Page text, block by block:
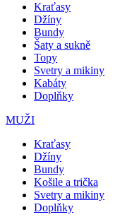
Kraťasy
Džíny
Bundy
Šaty a sukně
Topy
Svetry a mikiny
Kabáty
Doplňky
MUŽI
Kraťasy
Džíny
Bundy
Košile a trička
Svetry a mikiny
Doplňky